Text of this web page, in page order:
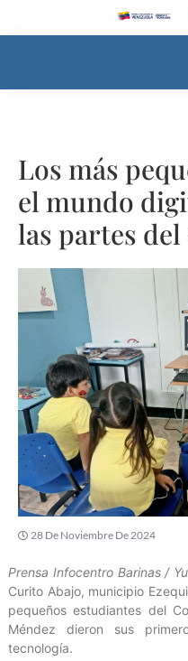
Los más
el mundo
las partes
28 De Noviembre De 2024
Prensa Infocentro Barinas /
Curito Abajo, municipio
pequeños estudiantes del
Méndez dieron sus
tecnología.